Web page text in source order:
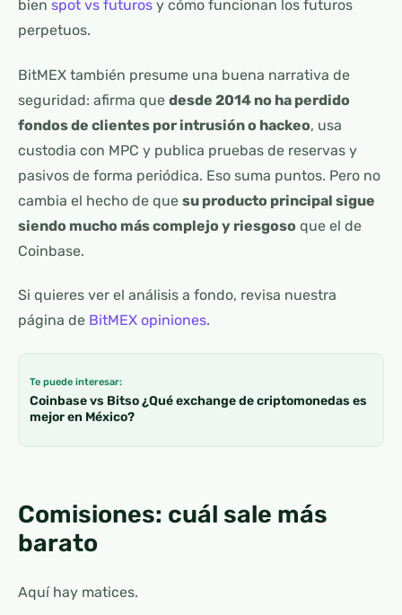
bien spot vs futuros y cómo funcionan los futuros
perpetuos.
BitMEX también presume una buena narrativa de
seguridad: afirma que desde 2014 no ha perdido
fondos de clientes por intrusión o hackeo, usa
custodia con MPC y publica pruebas de reservas y
pasivos de forma periódica. Eso suma puntos. Pero no
cambia el hecho de que su producto principal sigue
siendo mucho más complejo y riesgoso que el de
Coinbase.
Si quieres ver el análisis a fondo, revisa nuestra
página de BitMEX opiniones.
Te puede interesar:
Coinbase vs Bitso ¿Qué exchange de criptomonedas es
mejor en México?
Comisiones: cuál sale más
barato
Aquí hay matices.